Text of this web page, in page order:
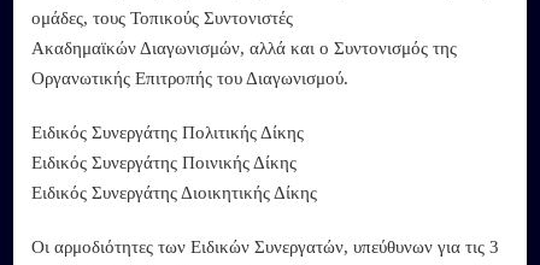
ομάδες, τους Τοπικούς Συντονιστές
Ακαδημαϊκών Διαγωνισμών, αλλά και ο Συντονισμός της
Οργανωτικής Επιτροπής του Διαγωνισμού.
Ειδικός Συνεργάτης Πολιτικής Δίκης
Ειδικός Συνεργάτης Ποινικής Δίκης
Ειδικός Συνεργάτης Διοικητικής Δίκης
Οι αρμοδιότητες των Ειδικών Συνεργατών, υπεύθυνων για τις 3